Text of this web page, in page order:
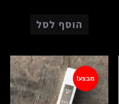
הוסף לסל
מבצע!